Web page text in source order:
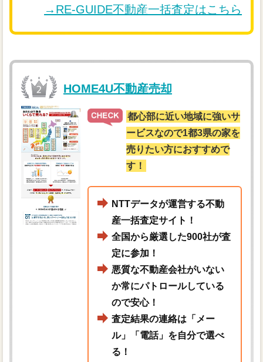
→RE-GUIDE不動産一括査定はこちら
HOME4U不動産売却
都心部に近い地域に強いサ
ービスなので1都3県の家を
売りたい方におすすめで
す！
NTTデータが運営する不動
産一括査定サイト！
全国から厳選した900社が査
定に参加！
悪質な不動産会社がいない
か常にパトロールしている
ので安心！
査定結果の連絡は「メー
ル」「電話」を自分で選べ
る！